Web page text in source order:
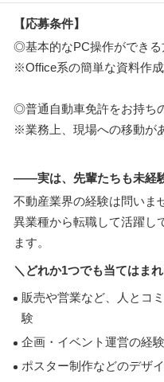
【応募条件】
◎基本的なPC操作ができる
※Office系の簡単な資料作
◎普通自動車免許をお持ち
※業務上、現場への移動が
――実は、先輩たちも未経
不動産業界の経験は問いま
異業種から転職して活躍し
ます。
＼どれか1つでも当てはま
販売や営業など、人とコ
験
企画・イベント運営の経験
ポスター制作などのデザ